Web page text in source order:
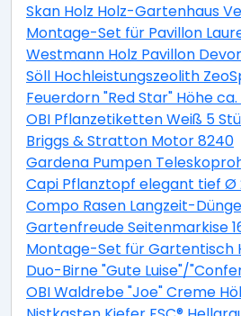
Skan Holz Holz-Gartenhaus
Montage-Set für Pavillon
Westmann Holz Pavillon
Söll Hochleistungszeolith
Feuerdorn "Red Star" Höhe
OBI Pflanzetiketten Weiß 5
Briggs & Stratton Motor 8240
Gardena Pumpen
Capi Pflanztopf elegant tief Ø
Compo Rasen Langzeit-
Gartenfreude Seitenmarkise
Montage-Set für Gartentisch
Duo-Birne "Gute Luise"/
OBI Waldrebe "Joe" Creme